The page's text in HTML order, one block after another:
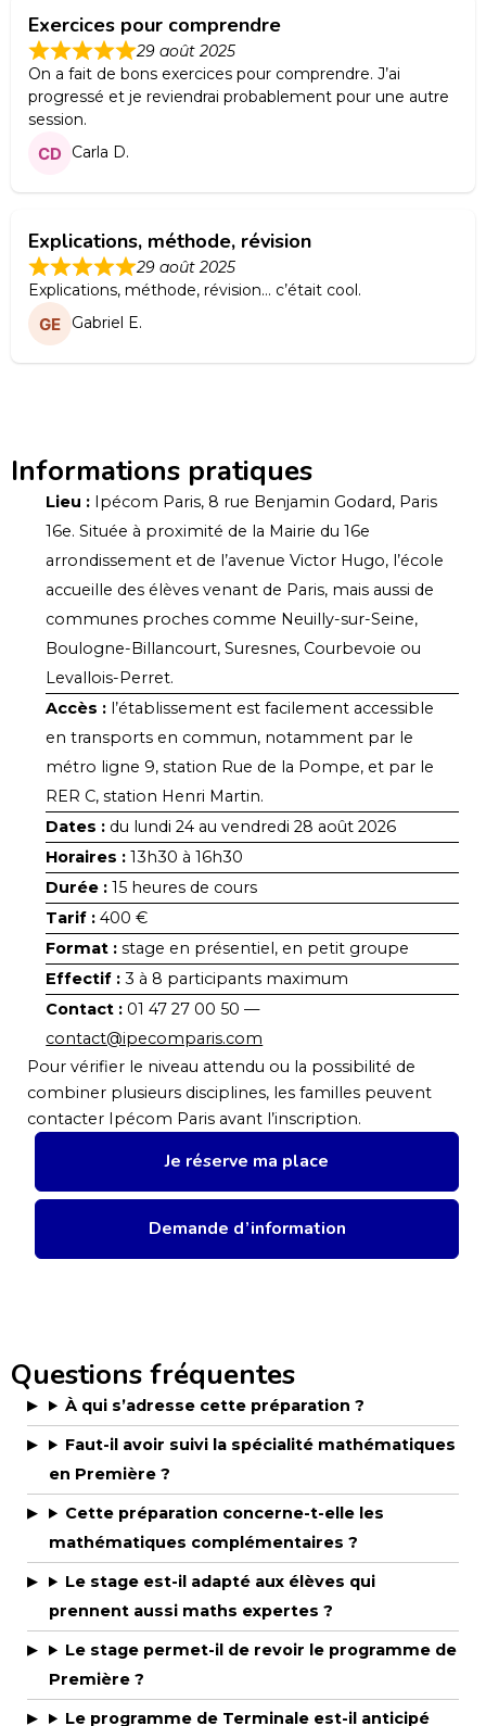
Exercices pour comprendre
29 août 2025
On a fait de bons exercices pour comprendre. J’ai
progressé et je reviendrai probablement pour une autre
session.
Carla D.
Explications, méthode, révision
29 août 2025
Explications, méthode, révision… c’était cool.
Gabriel E.
Informations pratiques
Lieu : Ipécom Paris, 8 rue Benjamin Godard, Paris
16e. Située à proximité de la Mairie du 16e
arrondissement et de l’avenue Victor Hugo, l’école
accueille des élèves venant de Paris, mais aussi de
communes proches comme Neuilly-sur-Seine,
Boulogne-Billancourt, Suresnes, Courbevoie ou
Levallois-Perret.
Accès : l’établissement est facilement accessible
en transports en commun, notamment par le
métro ligne 9, station Rue de la Pompe, et par le
RER C, station Henri Martin.
Dates : du lundi 24 au vendredi 28 août 2026
Horaires : 13h30 à 16h30
Durée : 15 heures de cours
Tarif : 400 €
Format : stage en présentiel, en petit groupe
Effectif : 3 à 8 participants maximum
Contact : 01 47 27 00 50 —
contact@ipecomparis.com
Pour vérifier le niveau attendu ou la possibilité de
combiner plusieurs disciplines, les familles peuvent
contacter Ipécom Paris avant l’inscription.
Je réserve ma place
Demande d’information
Questions fréquentes
À qui s’adresse cette préparation ?
Faut-il avoir suivi la spécialité mathématiques
en Première ?
Cette préparation concerne-t-elle les
mathématiques complémentaires ?
Le stage est-il adapté aux élèves qui
prennent aussi maths expertes ?
Le stage permet-il de revoir le programme de
Première ?
Le programme de Terminale est-il anticipé